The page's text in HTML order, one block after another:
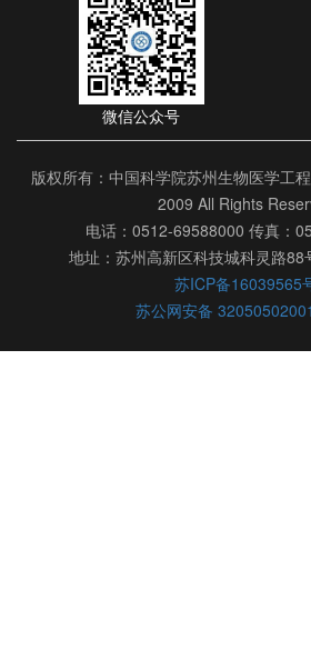
微信公众号
版权所有：中国科学院苏州生物医学工
2009 All Rights
电话：0512-69588000 传真：
地址：苏州高新区科技城科灵路88
苏ICP备16039565
苏公网安备